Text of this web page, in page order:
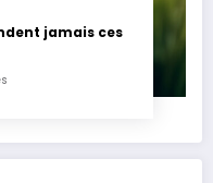
jamais ces